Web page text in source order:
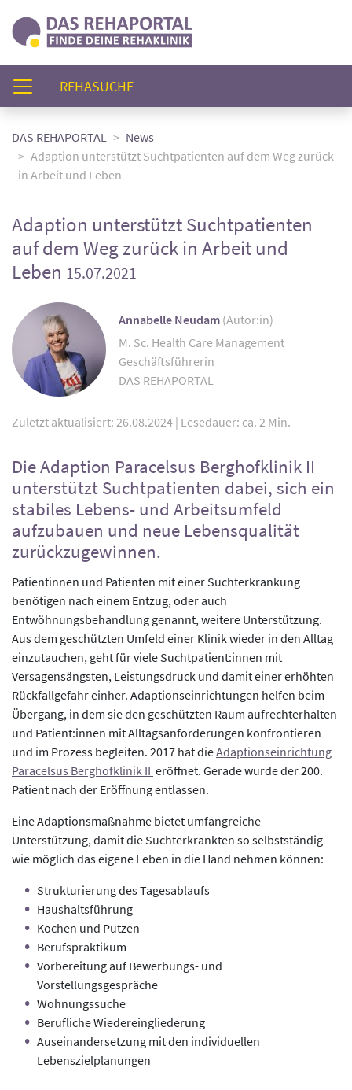
REHASUCHE(AKTUELL)
DAS REHAPORTAL
News
Adaption unterstützt Suchtpatienten auf dem Weg zurück
in Arbeit und Leben
Adaption unterstützt Suchtpatienten
auf dem Weg zurück in Arbeit und
Leben 15.07.2021
Annabelle Neudam (Autor:in)
M. Sc. Health Care Management
Geschäftsführerin
DAS REHAPORTAL
Zuletzt aktualisiert: 26.08.2024 | Lesedauer: ca. 2 Min.
Die Adaption Paracelsus Berghofklinik II
unterstützt Suchtpatienten dabei, sich ein
stabiles Lebens- und Arbeitsumfeld
aufzubauen und neue Lebensqualität
zurückzugewinnen.
Patientinnen und Patienten mit einer Suchterkrankung
benötigen nach einem Entzug, oder auch
Entwöhnungsbehandlung genannt, weitere Unterstützung.
Aus dem geschützten Umfeld einer Klinik wieder in den Alltag
einzutauchen, geht für viele Suchtpatient:innen mit
Versagensängsten, Leistungsdruck und damit einer erhöhten
Rückfallgefahr einher. Adaptionseinrichtungen helfen beim
Übergang, in dem sie den geschützten Raum aufrechterhalten
und Patient:innen mit Alltagsanforderungen konfrontieren
und im Prozess begleiten. 2017 hat dieAdaptionseinrichtung
Paracelsus Berghofklinik II eröffnet. Gerade wurde der 200.
Patient nach der Eröffnung entlassen.
Eine Adaptionsmaßnahme bietet umfangreiche
Unterstützung, damit die Suchterkrankten so selbstständig
wie möglich das eigene Leben in die Hand nehmen können:
Strukturierung des Tagesablaufs
Haushaltsführung
Kochen und Putzen
Berufspraktikum
Vorbereitung auf Bewerbungs- und
Vorstellungsgespräche
Wohnungssuche
Berufliche Wiedereingliederung
Auseinandersetzung mit den individuellen
Lebenszielplanungen